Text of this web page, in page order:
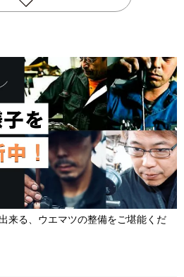
来る、ウエマツの整備をご堪能くだ